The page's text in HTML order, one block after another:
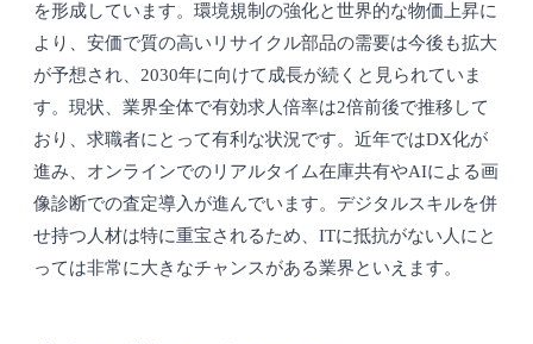
を形成しています。環境規制の強化と世界的な物価上昇に
より、安価で質の高いリサイクル部品の需要は今後も拡大
が予想され、2030年に向けて成長が続くと見られていま
す。現状、業界全体で有効求人倍率は2倍前後で推移して
おり、求職者にとって有利な状況です。近年ではDX化が
進み、オンラインでのリアルタイム在庫共有やAIによる画
像診断での査定導入が進んでいます。デジタルスキルを併
せ持つ人材は特に重宝されるため、ITに抵抗がない人にと
っては非常に大きなチャンスがある業界といえます。